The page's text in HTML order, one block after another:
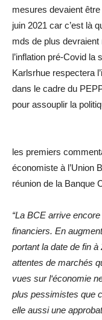
mesures devaient
juin 2021 car c’est là
mds de plus
l’inflation pré-Covid la
Karlsrhue respectera
dans le cadre du
pour assouplir la
les premiers
économiste à l’Union
réunion de la Banque
“La BCE arrive
financiers. En
portant la date de fin à
attentes de marchés
vues sur l‘économie
plus pessimistes que
elle aussi une